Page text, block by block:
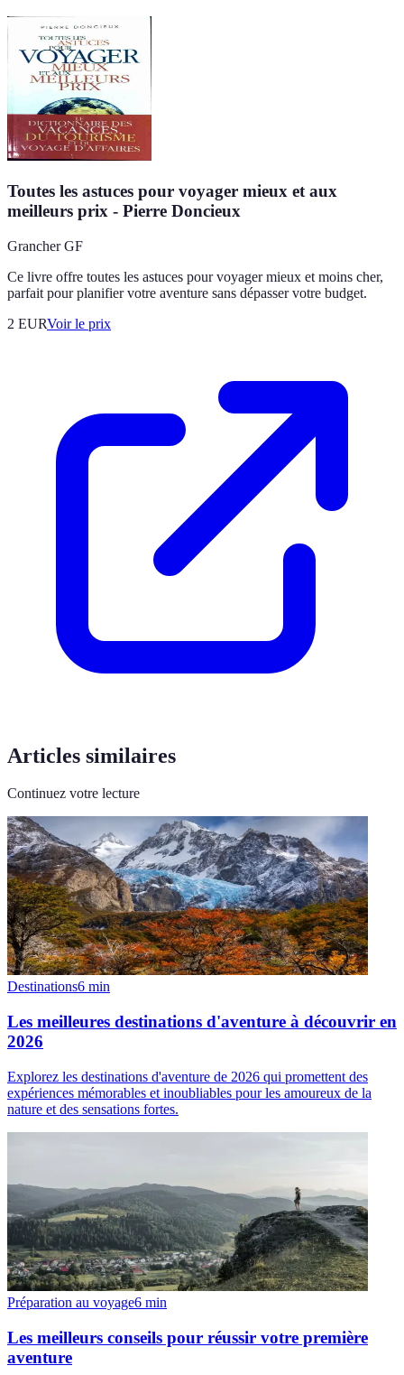
Toutes les astuces pour voyager mieux et aux
meilleurs prix - Pierre Doncieux
Grancher GF
Ce livre offre toutes les astuces pour voyager mieux et moins cher,
parfait pour planifier votre aventure sans dépasser votre budget.
2 EURVoir le prix
Articles similaires
Continuez votre lecture
Destinations6 min
Les meilleures destinations d'aventure à découvrir en
2026
Explorez les destinations d'aventure de 2026 qui promettent des
expériences mémorables et inoubliables pour les amoureux de la
nature et des sensations fortes.
Préparation au voyage6 min
Les meilleurs conseils pour réussir votre première
aventure